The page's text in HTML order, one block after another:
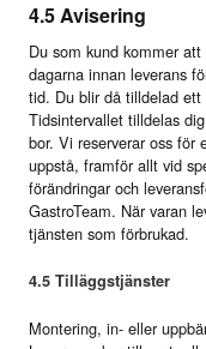
4.5 Avisering
Du som kund kommer
dagarna innan leverans
tid. Du blir då tilldelad
Tidsintervallet tilldelas
bor. Vi reserverar oss för
uppstå, framför allt vid
förändringar och
GastroTeam. När varan
tjänsten som förbrukad.
4.5 Tilläggstjänster
Montering, in- eller